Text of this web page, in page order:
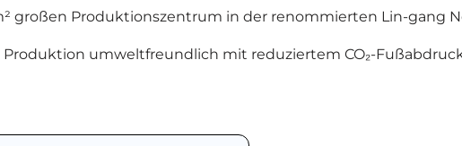
großen Produktionszentrum in der renommierten Lin-gang
umweltfreundlich mit reduziertem CO₂-